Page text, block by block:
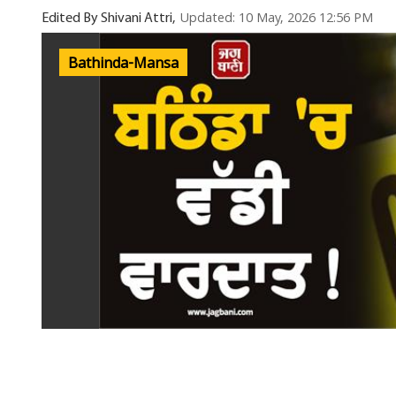
Edited By Shivani Attri, Updated: 10 May, 2026 12:56 PM
Bathinda-Mansa